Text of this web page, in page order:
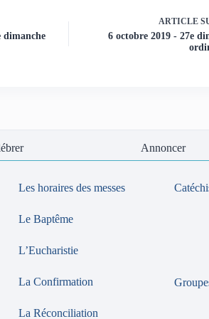
dimanche
ARTICLE
6 octobre 2019 - 27e
Les horaires des messes
Le Baptême
L’Eucharistie
La Confirmation
La Réconciliation
Annoncer